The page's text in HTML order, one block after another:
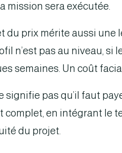
mission sera exécutée.
du prix mérite aussi
n’est pas au niveau, si
semaines. Un coût
signifie pas qu’il faut
complet, en intégrant le
du projet.